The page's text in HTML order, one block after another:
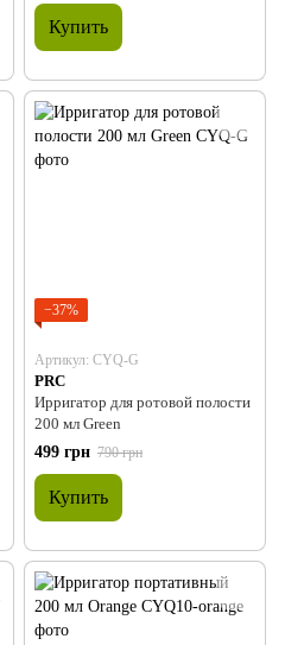
Купить
−37%
Артикул: CYQ-G
PRC
Ирригатор для ротовой полости
200 мл Green
499 грн 790 грн
Купить